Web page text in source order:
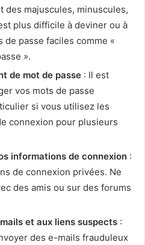
des majuscules, minuscules,
plus difficile à deviner ou à
de passe faciles comme «
».
de mot de passe : Il est
vos mots de passe
si vous utilisez les
connexion pour plusieurs
informations de connexion :
de connexion privées. Ne
des amis ou sur des forums
et aux liens suspects :
des e-mails frauduleux